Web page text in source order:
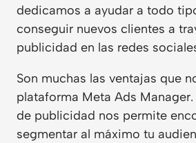
dedicamos a ayudar a todo
conseguir nuevos clientes a
publicidad en las redes
Son muchas las ventajas que
plataforma Meta Ads
de publicidad nos permite
segmentar al máximo tu